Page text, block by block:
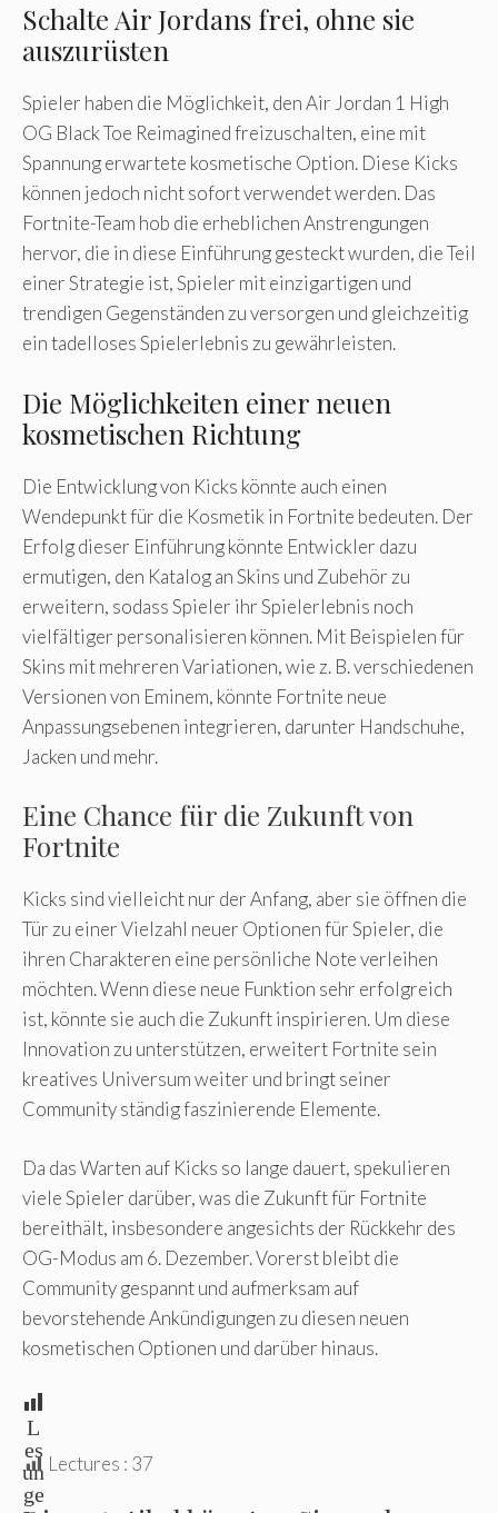
Schalte Air Jordans frei, ohne sie
auszurüsten
Spieler haben die Möglichkeit, den Air Jordan 1 High
OG Black Toe Reimagined freizuschalten, eine mit
Spannung erwartete kosmetische Option. Diese Kicks
können jedoch nicht sofort verwendet werden. Das
Fortnite-Team hob die erheblichen Anstrengungen
hervor, die in diese Einführung gesteckt wurden, die Teil
einer Strategie ist, Spieler mit einzigartigen und
trendigen Gegenständen zu versorgen und gleichzeitig
ein tadelloses Spielerlebnis zu gewährleisten.
Die Möglichkeiten einer neuen
kosmetischen Richtung
Die Entwicklung von Kicks könnte auch einen
Wendepunkt für die Kosmetik in Fortnite bedeuten. Der
Erfolg dieser Einführung könnte Entwickler dazu
ermutigen, den Katalog an Skins und Zubehör zu
erweitern, sodass Spieler ihr Spielerlebnis noch
vielfältiger personalisieren können. Mit Beispielen für
Skins mit mehreren Variationen, wie z. B. verschiedenen
Versionen von Eminem, könnte Fortnite neue
Anpassungsebenen integrieren, darunter Handschuhe,
Jacken und mehr.
Eine Chance für die Zukunft von
Fortnite
Kicks sind vielleicht nur der Anfang, aber sie öffnen die
Tür zu einer Vielzahl neuer Optionen für Spieler, die
ihren Charakteren eine persönliche Note verleihen
möchten. Wenn diese neue Funktion sehr erfolgreich
ist, könnte sie auch die Zukunft inspirieren. Um diese
Innovation zu unterstützen, erweitert Fortnite sein
kreatives Universum weiter und bringt seiner
Community ständig faszinierende Elemente.
Da das Warten auf Kicks so lange dauert, spekulieren
viele Spieler darüber, was die Zukunft für Fortnite
bereithält, insbesondere angesichts der Rückkehr des
OG-Modus am 6. Dezember. Vorerst bleibt die
Community gespannt und aufmerksam auf
bevorstehende Ankündigungen zu diesen neuen
kosmetischen Optionen und darüber hinaus.
L
es
un
ge
Lectures : 37